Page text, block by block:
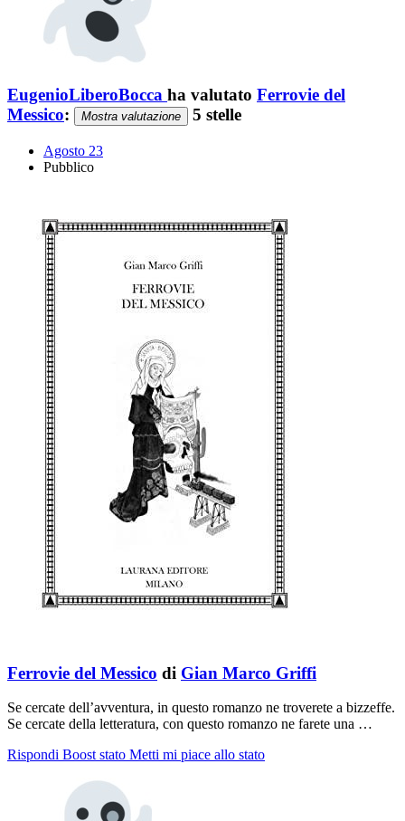
EugenioLiberoBocca ha valutato Ferrovie del
Messico: Mostra valutazione 5 stelle
Agosto 23
Pubblico
Ferrovie del Messico di Gian Marco Griffi
Se cercate dell’avventura, in questo romanzo ne troverete a bizzeffe.
Se cercate della letteratura, con questo romanzo ne farete una …
Rispondi Boost stato Metti mi piace allo stato